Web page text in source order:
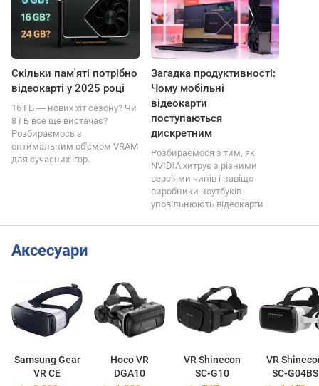
Скільки пам'яті потрібно
відеокарті у 2025 році
16 ГБ ― нових хіт сезону? Чи
8 ГБ все ще вистачає?
Розбираємось з
оптимальним об'ємом VRAM
для сучасних ігор.
Загадка продуктивності:
Чому мобільні
відеокарти
поступаються
дискретним
Розбираємося з тим, як
NVIDIA хитрує з різними
версіями чипів і навіщо
виробники ноутбуків
уповільнюють відеокарти
Аксесуари
Samsung Gear
VR CE
Hoco VR
DGA10
VR Shinecon
SC-G10
VR
SC-G04BS